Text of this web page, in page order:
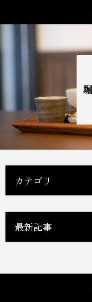
カテゴリ
最新記事